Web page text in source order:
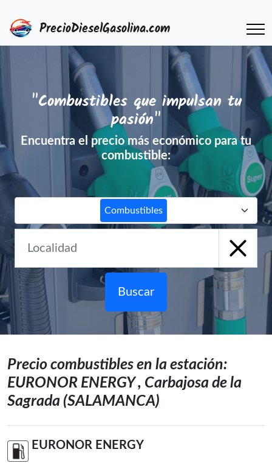
PrecioDieselGasolina.com
"Combustibles que impulsan tu
pasión"
Encuentra el precio más económico para tu
combustible:
Combustibles
Buscar
Precio combustibles en la estación:
EURONOR ENERGY , Carbajosa de la
Sagrada (SALAMANCA)
EURONOR ENERGY